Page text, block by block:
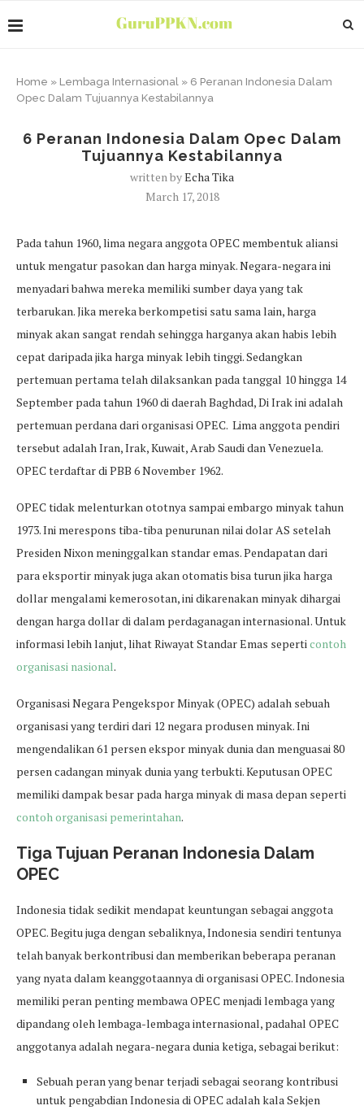
Home » Lembaga Internasional » 6 Peranan Indonesia Dalam
Opec Dalam Tujuannya Kestabilannya
6 Peranan Indonesia Dalam Opec Dalam
Tujuannya Kestabilannya
written byEcha Tika
March 17, 2018
Pada tahun 1960, lima negara anggota OPEC membentuk aliansi
untuk mengatur pasokan dan harga minyak. Negara-negara ini
menyadari bahwa mereka memiliki sumber daya yang tak
terbarukan. Jika mereka berkompetisi satu sama lain, harga
minyak akan sangat rendah sehingga harganya akan habis lebih
cepat daripada jika harga minyak lebih tinggi. Sedangkan
pertemuan pertama telah dilaksankan pada tanggal 10 hingga 14
September pada tahun 1960 di daerah Baghdad, Di Irak ini adalah
pertemuan perdana dari organisasi OPEC. Lima anggota pendiri
tersebut adalah Iran, Irak, Kuwait, Arab Saudi dan Venezuela.
OPEC terdaftar di PBB 6 November 1962.
OPEC tidak melenturkan ototnya sampai embargo minyak tahun
1973. Ini merespons tiba-tiba penurunan nilai dolar AS setelah
Presiden Nixon meninggalkan standar emas. Pendapatan dari
para eksportir minyak juga akan otomatis bisa turun jika harga
dollar mengalami kemerosotan, ini dikarenakan minyak dihargai
dengan harga dollar di dalam perdaganagan internasional. Untuk
informasi lebih lanjut, lihat Riwayat Standar Emas seperticontoh
organisasi nasional.
Organisasi Negara Pengekspor Minyak (OPEC) adalah sebuah
organisasi yang terdiri dari 12 negara produsen minyak. Ini
mengendalikan 61 persen ekspor minyak dunia dan menguasai 80
persen cadangan minyak dunia yang terbukti. Keputusan OPEC
memiliki dampak besar pada harga minyak di masa depan seperti
contoh organisasi pemerintahan.
Tiga Tujuan Peranan Indonesia Dalam
OPEC
Indonesia tidak sedikit mendapat keuntungan sebagai anggota
OPEC. Begitu juga dengan sebaliknya, Indonesia sendiri tentunya
telah banyak berkontribusi dan memberikan beberapa peranan
yang nyata dalam keanggotaannya di organisasi OPEC. Indonesia
memiliki peran penting membawa OPEC menjadi lembaga yang
dipandang oleh lembaga-lembaga internasional, padahal OPEC
anggotanya adalah negara-negara dunia ketiga, sebagai berikut:
Sebuah peran yang benar terjadi sebagai seorang kontribusi
untuk pengabdian Indonesia di OPEC adalah kala Sekjen